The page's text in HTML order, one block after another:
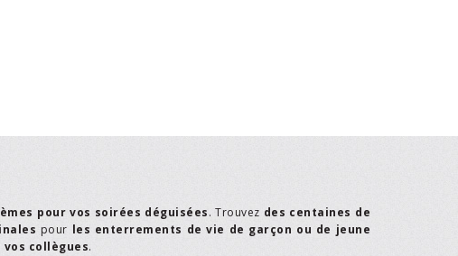
pour vos soirées déguisées. Trouvez des centaines de
pour les enterrements de vie de garçon ou de jeune
vos collègues.